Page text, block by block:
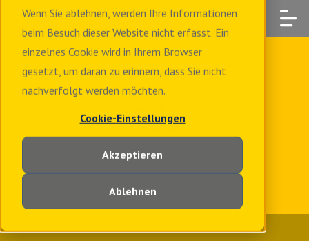
Wenn Sie ablehnen, werden Ihre Informationen
beim Besuch dieser Website nicht erfasst. Ein
einzelnes Cookie wird in Ihrem Browser
gesetzt, um daran zu erinnern, dass Sie nicht
nachverfolgt werden möchten.
Cookie-Einstellungen
Akzeptieren
Ablehnen
Ads